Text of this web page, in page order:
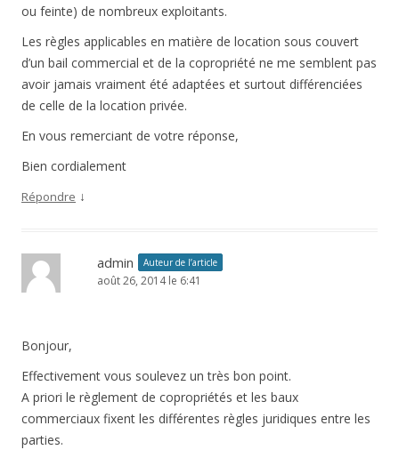
ou feinte) de nombreux exploitants.
Les règles applicables en matière de location sous couvert
d’un bail commercial et de la copropriété ne me semblent pas
avoir jamais vraiment été adaptées et surtout différenciées
de celle de la location privée.
En vous remerciant de votre réponse,
Bien cordialement
Répondre ↓
admin Auteur de l’article
août 26, 2014 le 6:41
Bonjour,
Effectivement vous soulevez un très bon point.
A priori le règlement de copropriétés et les baux
commerciaux fixent les différentes règles juridiques entre les
parties.